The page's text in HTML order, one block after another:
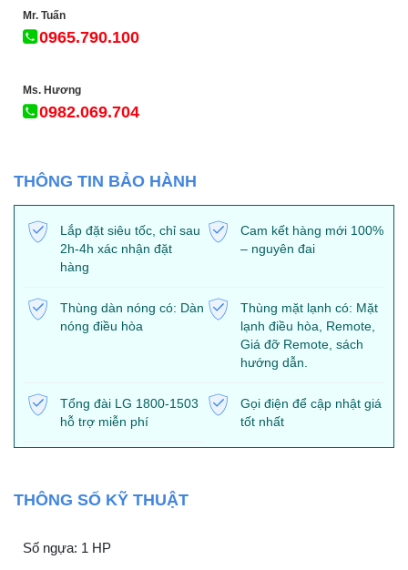
Mr. Tuấn
0965.790.100
Ms. Hương
0982.069.704
THÔNG TIN BẢO HÀNH
Lắp đặt siêu tốc, chỉ sau
2h-4h xác nhận đặt
hàng
Cam kết hàng mới 100%
– nguyên đai
Thùng dàn nóng có: Dàn
nóng điều hòa
Thùng mặt lạnh có: Mặt
lạnh điều hòa, Remote,
Giá đỡ Remote, sách
hướng dẫn.
Tổng đài LG 1800-1503
hỗ trợ miễn phí
Gọi điện để cập nhật giá
tốt nhất
THÔNG SỐ KỸ THUẬT
Số ngựa: 1 HP